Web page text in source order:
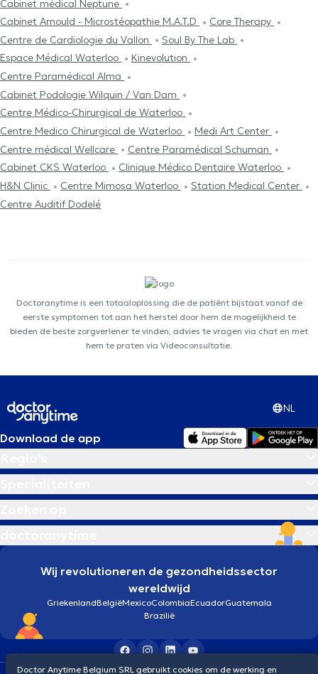
Cabinet médical Neptune
Cabinet Arnould - Microstéopathie M.A.T.D
Core Therapy
Centre de Cardiologie du Vallon
Soul By The Lab
Espace Médical Waterloo
Kinevolution
Centre Paramédical Alma
Cabinet Podologie Wilquin / Van Dam
Centre Médico-Chirurgical de Waterloo
Centre Medico Chirurgical de Waterloo
Medi Art Center
Centre médical Wellcare
Centre Paramédical Schuman
Cabinet CKS Waterloo
Clinique Médico Dentaire Waterloo
H&N Clinic
Centre Mimosa Waterloo
Station Medical Center
Centre Auditif Dodelé
Doctoranytime is een totaaloplossing die de patiënt bijstaat vanaf de
eerste symptomen tot aan het herstel door hem de mogelijkheid te
bieden de beste zorgverlener te vinden, advies te vragen via chat en met
hem te praten via Videoconsultatie.
NL
Download de app
Wij revolutioneren de gezondheidssector
wereldwijd
GriekenlandBelgiëMexicoColombiaEcuadorGuatemala
Brazilië
Doctor Anytime Belgium SRL gebruikt cookies om de werking en